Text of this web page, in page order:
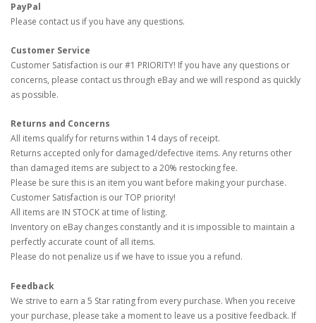
PayPal
Please contact us if you have any questions.
Customer Service
Customer Satisfaction is our #1 PRIORITY! If you have any questions or
concerns, please contact us through eBay and we will respond as quickly
as possible.
Returns and Concerns
All items qualify for returns within 14 days of receipt.
Returns accepted only for damaged/defective items. Any returns other
than damaged items are subject to a 20% restocking fee.
Please be sure this is an item you want before making your purchase.
Customer Satisfaction is our TOP priority!
All items are IN STOCK at time of listing.
Inventory on eBay changes constantly and it is impossible to maintain a
perfectly accurate count of all items.
Please do not penalize us if we have to issue you a refund.
Feedback
We strive to earn a 5 Star rating from every purchase. When you receive
your purchase, please take a moment to leave us a positive feedback. If